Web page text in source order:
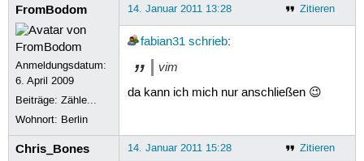
FromBodom
Anmeldungsdatum:
6. April 2009
Beiträge:Zähle...
Wohnort: Berlin
Zitieren
14. Januar 2011 13:28
fabian31 schrieb:
vim
da kann ich mich nur anschließen 😉
Chris_Bones Zitieren
14. Januar 2011 15:28